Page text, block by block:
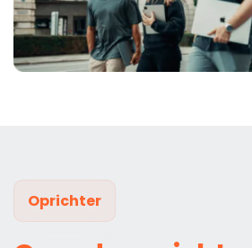
Oprichter